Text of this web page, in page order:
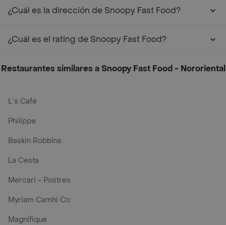
¿Cuál es la dirección de Snoopy Fast Food?
¿Cuál es el rating de Snoopy Fast Food?
Restaurantes similares a Snoopy Fast Food - Nororiental
L´s Café
Philippe
Baskin Robbins
La Cesta
Mercari - Postres
Myriam Camhi Co
Magnifique